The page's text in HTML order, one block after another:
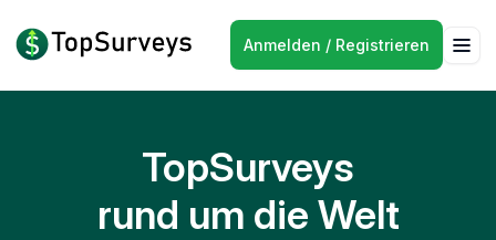
Anmelden / Registrieren
TopSurveys
rund um die Welt